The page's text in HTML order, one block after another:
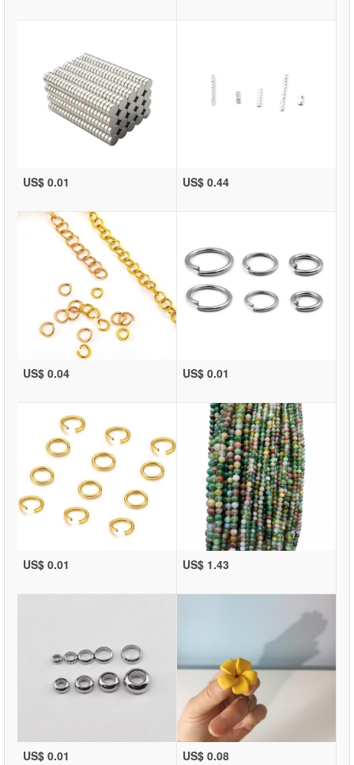
US$ 0.01 US$ 0.44
US$ 0.04 US$ 0.01
US$ 0.01 US$ 1.43
US$ 0.01 US$ 0.08